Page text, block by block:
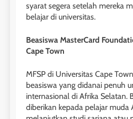
syarat segera setelah mereka
belajar di universitas.
Beasiswa MasterCard
Cape Town
MFSP di Universitas Cape
beasiswa yang didanai penuh
internasional di Afrika Selatan.
diberikan kepada pelajar muda